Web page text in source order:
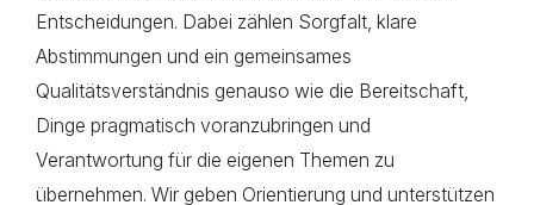
Entscheidungen. Dabei zählen Sorgfalt, klare
Abstimmungen und ein gemeinsames
Qualitätsverständnis genauso wie die Bereitschaft,
Dinge pragmatisch voranzubringen und
Verantwortung für die eigenen Themen zu
übernehmen. Wir geben Orientierung und unterstützen